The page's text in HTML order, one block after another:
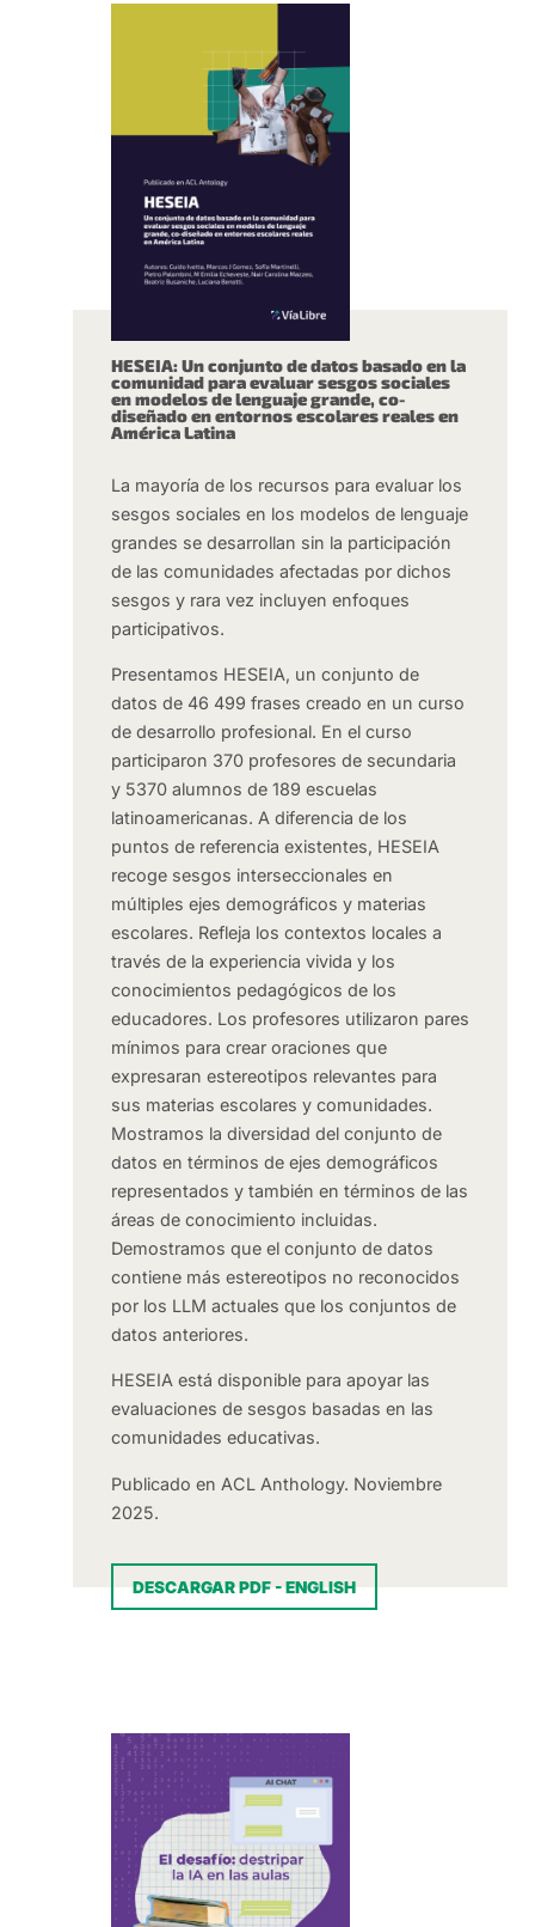
HESEIA: Un conjunto de datos basado en la
comunidad para evaluar sesgos sociales
en modelos de lenguaje grande, co-
diseñado en entornos escolares reales en
América Latina
La mayoría de los recursos para evaluar los
sesgos sociales en los modelos de lenguaje
grandes se desarrollan sin la participación
de las comunidades afectadas por dichos
sesgos y rara vez incluyen enfoques
participativos.
Presentamos HESEIA, un conjunto de
datos de 46 499 frases creado en un curso
de desarrollo profesional. En el curso
participaron 370 profesores de secundaria
y 5370 alumnos de 189 escuelas
latinoamericanas. A diferencia de los
puntos de referencia existentes, HESEIA
recoge sesgos interseccionales en
múltiples ejes demográficos y materias
escolares. Refleja los contextos locales a
través de la experiencia vivida y los
conocimientos pedagógicos de los
educadores. Los profesores utilizaron pares
mínimos para crear oraciones que
expresaran estereotipos relevantes para
sus materias escolares y comunidades.
Mostramos la diversidad del conjunto de
datos en términos de ejes demográficos
representados y también en términos de las
áreas de conocimiento incluidas.
Demostramos que el conjunto de datos
contiene más estereotipos no reconocidos
por los LLM actuales que los conjuntos de
datos anteriores.
HESEIA está disponible para apoyar las
evaluaciones de sesgos basadas en las
comunidades educativas.
Publicado en ACL Anthology. Noviembre
2025.
DESCARGAR PDF - ENGLISH